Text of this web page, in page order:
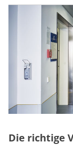
Die richtige